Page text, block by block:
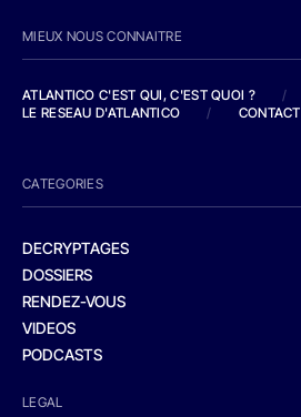
MIEUX NOUS CONNAITRE
ATLANTICO C'EST QUI, C'EST QUOI ?
/
LE RESEAU D'ATLANTICO
/ CONTACT
CATEGORIES
DECRYPTAGES
DOSSIERS
RENDEZ-VOUS
VIDEOS
PODCASTS
LEGAL